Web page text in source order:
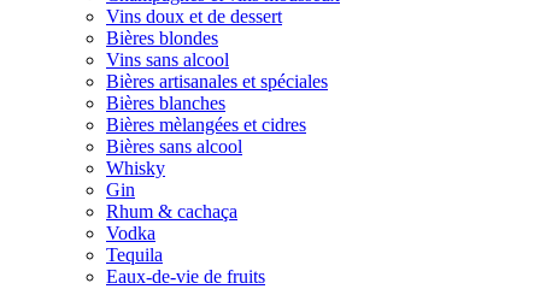
Vins doux et de dessert
Bières blondes
Vins sans alcool
Bières artisanales et spéciales
Bières blanches
Bières mèlangées et cidres
Bières sans alcool
Whisky
Gin
Rhum & cachaça
Vodka
Tequila
Eaux-de-vie de fruits